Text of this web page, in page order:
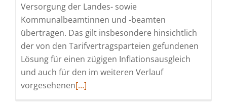
Versorgung der Landes- sowie
Kommunalbeamtinnen und -beamten
übertragen. Das gilt insbesondere hinsichtlich
der von den Tarifvertragsparteien gefundenen
Lösung für einen zügigen Inflationsausgleich
und auch für den im weiteren Verlauf
vorgesehenenRead
[…]